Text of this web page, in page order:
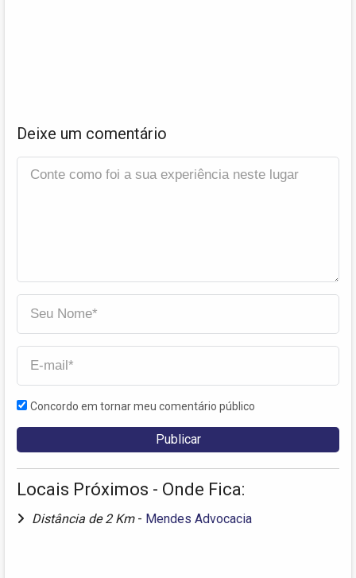
Deixe um comentário
Concordo em tornar meu comentário público
Locais Próximos - Onde Fica:
Distância de 2 Km - Mendes Advocacia